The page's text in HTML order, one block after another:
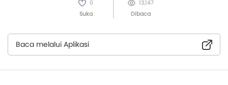
0
Suka
13,147
Dibaca
Baca melalui Aplikasi